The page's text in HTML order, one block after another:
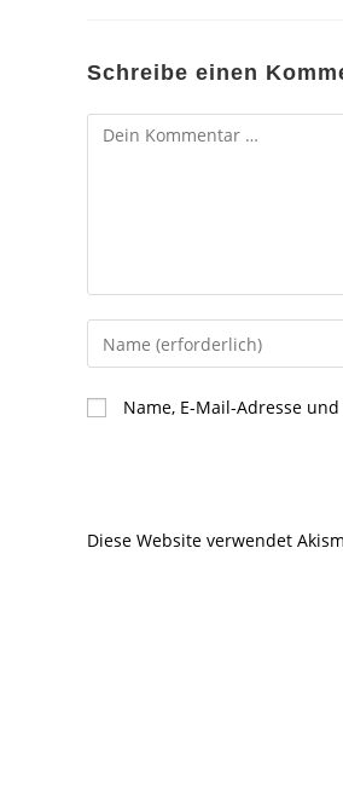
Schreibe einen
Kommentar
Gib
deinen
Namen
oder
ein
Name, E-Mail-Adresse
Diese Website verwendet